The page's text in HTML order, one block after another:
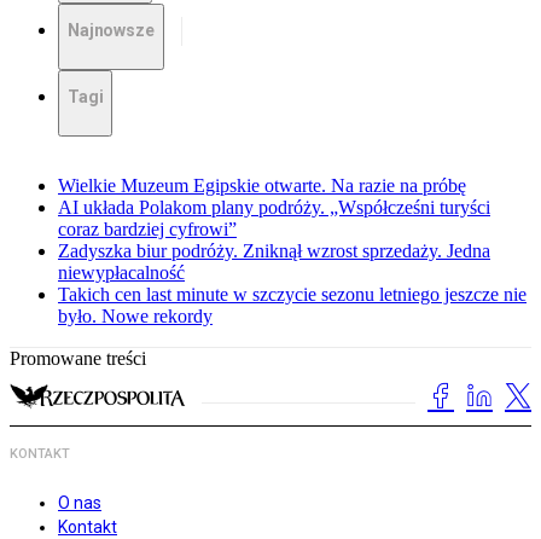
Najnowsze
Tagi
Wielkie Muzeum Egipskie otwarte. Na razie na próbę
AI układa Polakom plany podróży. „Współcześni turyści
coraz bardziej cyfrowi”
Zadyszka biur podróży. Zniknął wzrost sprzedaży. Jedna
niewypłacalność
Takich cen last minute w szczycie sezonu letniego jeszcze nie
było. Nowe rekordy
Promowane treści
KONTAKT
O nas
Kontakt